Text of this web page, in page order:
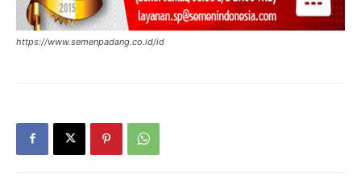
https://www.semenpadang.co.id/id